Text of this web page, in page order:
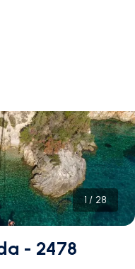
1 / 28
- 2478